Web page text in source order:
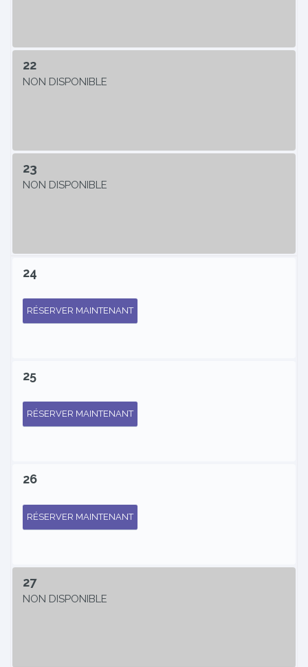
22
NON DISPONIBLE
23
NON DISPONIBLE
24
RÉSERVER MAINTENANT
25
RÉSERVER MAINTENANT
26
RÉSERVER MAINTENANT
27
NON DISPONIBLE